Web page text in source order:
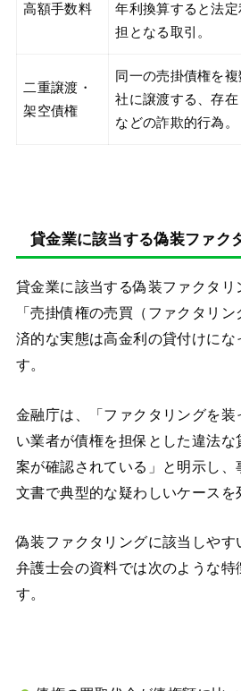
高額手数料
年利換算すると法
担となる取引。
二重譲渡・
架空債権
同一の売掛債権を
社に譲渡する、存
などの詐欺的行為。
貸金業に該当する偽装ファク
貸金業に該当する偽装ファクタリ
「売掛債権の売買（ファクタリ
済的な実態は高金利の貸付けにな
す。
金融庁は、「ファクタリングを
い業者が債権を担保とした違法
案が確認されている」と明示し
文書で典型的な疑わしいケースを
偽装ファクタリングに該当しや
弁護士会の資料では次のような特
す。